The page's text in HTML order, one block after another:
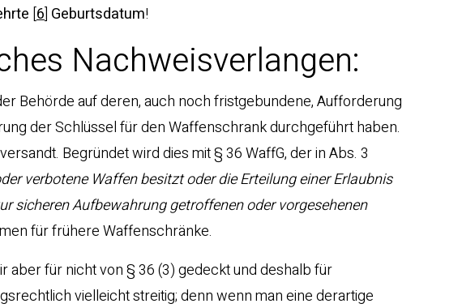
[6] Geburtsdatum!
Nachweisverlangen:
Behörde auf deren, auch noch fristgebundene, Aufforderung
der Schlüssel für den Waffenschrank durchgeführt haben.
Begründet wird dies mit § 36 WaffG, der in Abs. 3
verbotene Waffen besitzt oder die Erteilung einer Erlaubnis
sicheren Aufbewahrung getroffenen oder vorgesehenen
für frühere Waffenschränke.
für nicht von § 36 (3) gedeckt und deshalb für
vielleicht streitig; denn wenn man eine derartige